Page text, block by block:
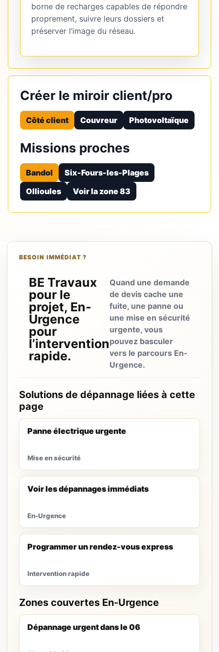
borne de recharges capables de répondre
proprement, suivre leurs dossiers et
préserver l’image du réseau.
Créer le miroir client/pro
Côté client Couvreur Photovoltaïque
Missions proches
Bandol
Six-Fours-les-Plages
Ollioules
Voir la zone 83
BESOIN IMMÉDIAT ?
BE Travaux
pour le
projet, En-
Urgence
pour
l’intervention
rapide.
Quand une demande
de devis cache une
fuite, une panne ou
une mise en sécurité
urgente, vous
pouvez basculer
vers le parcours En-
Urgence.
Solutions de dépannage liées à cette
page
Panne électrique urgente
Mise en sécurité
Voir les dépannages immédiats
En-Urgence
Programmer un rendez-vous express
Intervention rapide
Zones couvertes En-Urgence
Dépannage urgent dans le 06